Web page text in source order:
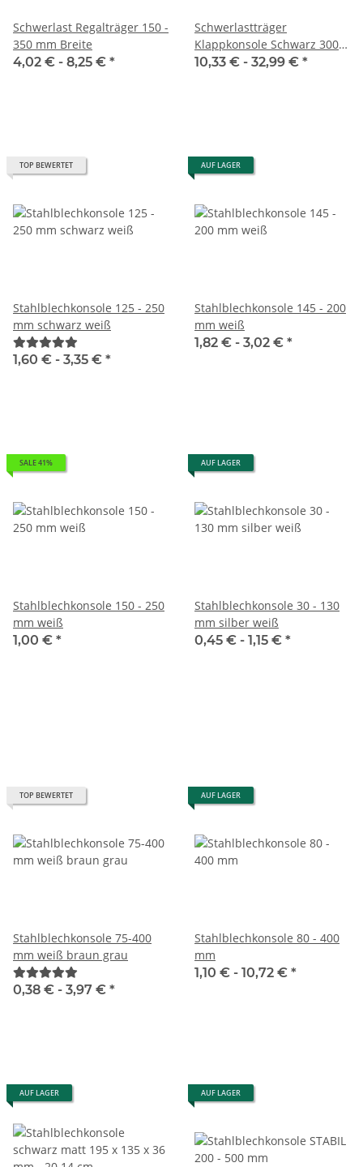
Schwerlast Regalträger 150 -
350 mm Breite
4,02 € - 8,25 € *
Schwerlastträger
Klappkonsole Schwarz 300-
560 mm WSF
10,33 € - 32,99 € *
TOP BEWERTET
Stahlblechkonsole 125 - 250
mm schwarz weiß
1,60 € - 3,35 € *
AUF LAGER
Stahlblechkonsole 145 - 200
mm weiß
1,82 € - 3,02 € *
SALE 41%
Stahlblechkonsole 150 - 250
mm weiß
1,00 € *
AUF LAGER
Stahlblechkonsole 30 - 130
mm silber weiß
0,45 € - 1,15 € *
TOP BEWERTET
Stahlblechkonsole 75-400
mm weiß braun grau
0,38 € - 3,97 € *
AUF LAGER
Stahlblechkonsole 80 - 400
mm
1,10 € - 10,72 € *
AUF LAGER AUF LAGER